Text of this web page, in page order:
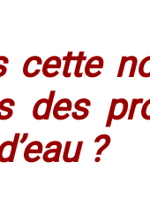
cette
des
?